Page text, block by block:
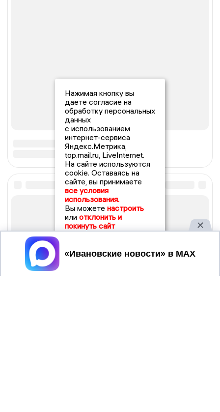
Нажимая кнопку вы
даете согласие на
обработку персональных
данных
с использованием
интернет-сервиса
Яндекс.Метрика,
top.mail.ru, LiveInternet.
На сайте используются
cookie. Оставаясь на
сайте, вы принимаете
все условия
использования.
Вы можете настроить
или отклонить и
покинуть сайт
Принять